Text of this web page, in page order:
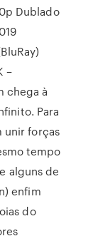
Dublado
–
chega à
Para
unir forças
tempo
alguns de
enfim
do